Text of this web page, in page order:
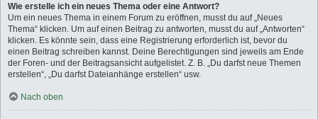
Wie erstelle ich ein neues Thema oder eine Antwort?
Um ein neues Thema in einem Forum zu eröffnen, musst du auf „Neues
Thema“ klicken. Um auf einen Beitrag zu antworten, musst du auf „Antworten“
klicken. Es könnte sein, dass eine Registrierung erforderlich ist, bevor du
einen Beitrag schreiben kannst. Deine Berechtigungen sind jeweils am Ende
der Foren- und der Beitragsansicht aufgelistet. Z. B. „Du darfst neue Themen
erstellen“, „Du darfst Dateianhänge erstellen“ usw.
Nach oben